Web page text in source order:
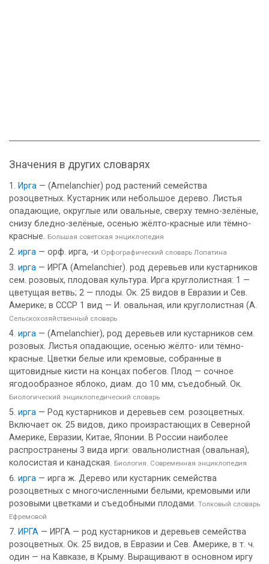
Значения в других словарях
Ирга — (Amelanchier) род растений семейства
розоцветных. Кустарник или небольшое дерево. Листья
опадающие, округлые или овальные, сверху темно-зелёные,
снизу бледно-зелёные, осенью жёлто-красные или тёмно-
красные. Большая советская энциклопедия
ирга — орф. ирга, -и Орфографический словарь Лопатина
ирга — ИРГА (Amelanchier). род деревьев или кустарников
сем. розовых, плодовая культура. Ирга круглолистная: 1 —
цветущая ветвь; 2 — плоды. Ок. 25 видов в Евразии и Сев.
Америке; в СССР 1 вид — И. овальная, или круглолистная (A.
Сельскохозяйственный словарь
ирга — (Amelanchier), род деревьев или кустарников сем.
розовых. Листья опадающие, осенью жёлто- или тёмно-
красные. Цветки белые или кремовые, собранные в
щитовидные кисти на концах побегов. Плод — сочное
ягодообразное яблоко, диам. до 10 мм, съедобный. Ок.
Биологический энциклопедический словарь
ирга — Род кустарников и деревьев сем. розоцветных.
Включает ок. 25 видов, дико произрастающих в Северной
Америке, Евразии, Китае, Японии. В России наиболее
распространены 3 вида ирги: овальнолистная (овальная),
колосистая и канадская. Биология. Современная энциклопедия
ирга — ирга ж. Дерево или кустарник семейства
розоцветных с многочисленными белыми, кремовыми или
розовыми цветками и съедобными плодами. Толковый словарь
Ефремовой
ИРГА — ИРГА — род кустарников и деревьев семейства
розоцветных. Ок. 25 видов, в Евразии и Сев. Америке, в т. ч.
один — на Кавказе, в Крыму. Выращивают в основном иргу